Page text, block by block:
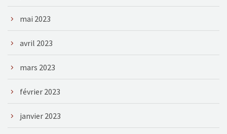
mai 2023
avril 2023
mars 2023
février 2023
janvier 2023